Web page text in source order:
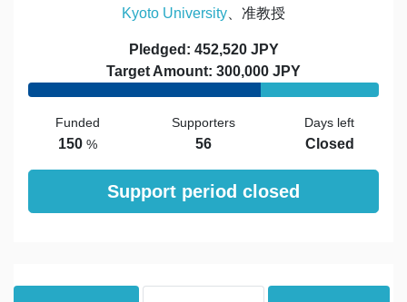
Kyoto University 、准教授
Pledged: 452,520 JPY
Target Amount: 300,000 JPY
Funded
150 %
Supporters
56
Days left
Closed
Support period closed